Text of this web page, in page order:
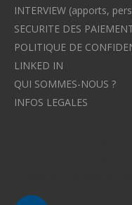
INTERVIEW (apports,
SECURITE DES
POLITIQUE DE
LINKED IN
QUI SOMMES-NOUS ?
INFOS LEGALES